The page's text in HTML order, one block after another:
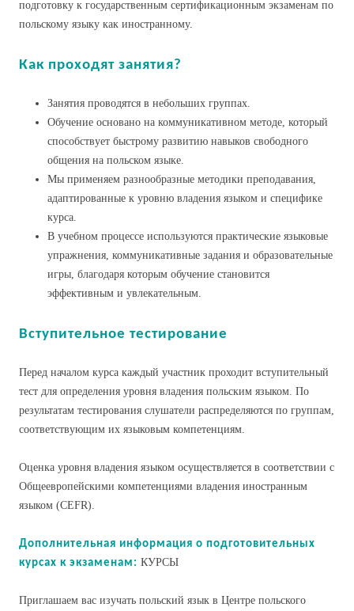
подготовку к государственным сертификационным экзаменам по
польскому языку как иностранному.
Как проходят занятия?
Занятия проводятся в небольших группах.
Обучение основано на коммуникативном методе, который
способствует быстрому развитию навыков свободного
общения на польском языке.
Мы применяем разнообразные методики преподавания,
адаптированные к уровню владения языком и специфике
курса.
В учебном процессе используются практические языковые
упражнения, коммуникативные задания и образовательные
игры, благодаря которым обучение становится
эффективным и увлекательным.
Вступительное тестирование
Перед началом курса каждый участник проходит вступительный
тест для определения уровня владения польским языком. По
результатам тестирования слушатели распределяются по группам,
соответствующим их языковым компетенциям.
Оценка уровня владения языком осуществляется в соответствии с
Общеевропейскими компетенциями владения иностранным
языком (CEFR).
Дополнительная информация о подготовительных
курсах к экзаменам: КУРСЫ
Приглашаем вас изучать польский язык в Центре польского